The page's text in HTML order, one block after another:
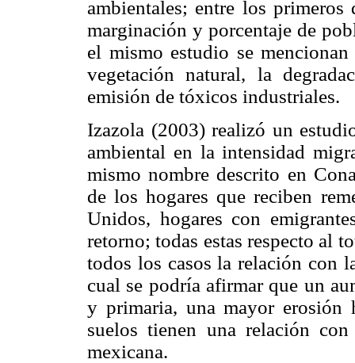
ambientales; entre los
marginación y porcentaje de
el mismo estudio se
vegetación natural, la
emisión de tóxicos industriales.
Izazola (2003) realizó un
ambiental en la intensidad
mismo nombre descrito en
de los hogares que reciben
Unidos, hogares con
retorno; todas estas respecto al
todos los casos la relación con
cual se podría afirmar que un
y primaria, una mayor erosión
suelos tienen una relación
mexicana.